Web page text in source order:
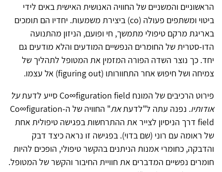
הראשוניים והמשניים של החוויה האנושית האישית באים לידי
ביטוי ומשתפים פעולה (co) ביצירת משמעות. יחדיו הם תומכים
באריגת מרקם טיפולי מתמשך, חי ופועם, הניזון מהתנועה
הדו-סטרית של החומרים הנפשיים המודעים והלא מודעים גם
יחד. כך נוצר השדה הפורה המזמין את המטופל לתהליך של
צמיחה ושל חיפוש אחר התחוורותו (figuring out) אל עצמו.
פירוט הרכיבים של המונח Co∞figuration field סייע לדעת
על
אודותיו. נפנה עתה ל"לדעתאת
" החוויה של ה-Co∞figuration
field דרך הניסיון לצייר את ההתרחשות בפגישה טיפולית אחת
של ראומה עם רוני (שם בדוי). בפגישה זו נראה כיצד דבק
והדבקה, כחומרי אמנות הניתנים בהקשר טיפולי, הופכים להיות
חומרים נפשיים המדברים את חוויית החיבור והקשר של המטופל.